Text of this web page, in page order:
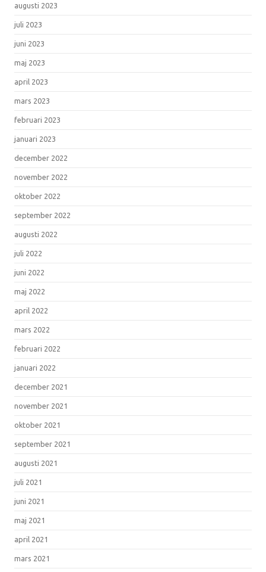
augusti 2023
juli 2023
juni 2023
maj 2023
april 2023
mars 2023
februari 2023
januari 2023
december 2022
november 2022
oktober 2022
september 2022
augusti 2022
juli 2022
juni 2022
maj 2022
april 2022
mars 2022
februari 2022
januari 2022
december 2021
november 2021
oktober 2021
september 2021
augusti 2021
juli 2021
juni 2021
maj 2021
april 2021
mars 2021